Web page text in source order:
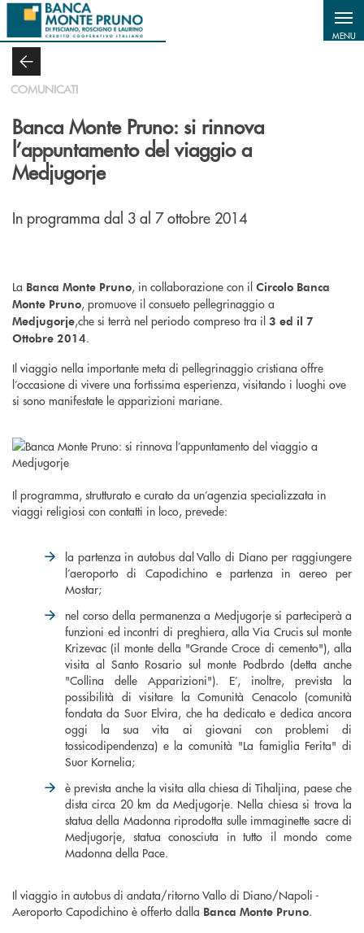
Salta al contenuto principale
MENU
COMUNICATI
Banca Monte Pruno: si rinnova
l’appuntamento del viaggio a
Medjugorje
In programma dal 3 al 7 ottobre 2014
La Banca Monte Pruno, in collaborazione con il Circolo Banca
Monte Pruno, promuove il consueto pellegrinaggio a
Medjugorje,che si terrà nel periodo compreso tra il 3 ed il 7
Ottobre 2014.
Il viaggio nella importante meta di pellegrinaggio cristiana offre
l’occasione di vivere una fortissima esperienza, visitando i luoghi ove
si sono manifestate le apparizioni mariane.
Il programma, strutturato e curato da un’agenzia specializzata in
viaggi religiosi con contatti in loco, prevede:
la partenza in autobus dal Vallo di Diano per raggiungere
l’aeroporto di Capodichino e partenza in aereo per
Mostar;
nel corso della permanenza a Medjugorje si parteciperà a
funzioni ed incontri di preghiera, alla Via Crucis sul monte
Krizevac (il monte della "Grande Croce di cemento"), alla
visita al Santo Rosario sul monte Podbrdo (detta anche
"Collina delle Apparizioni"). E’, inoltre, prevista la
possibilità di visitare la Comunità Cenacolo (comunità
fondata da Suor Elvira, che ha dedicato e dedica ancora
oggi la sua vita ai giovani con problemi di
tossicodipendenza) e la comunità "La famiglia Ferita" di
Suor Kornelia;
è prevista anche la visita alla chiesa di Tihaljina, paese che
dista circa 20 km da Medjugorje. Nella chiesa si trova la
statua della Madonna riprodotta sulle immaginette sacre di
Medjugorje, statua conosciuta in tutto il mondo come
Madonna della Pace.
Il viaggio in autobus di andata/ritorno Vallo di Diano/Napoli -
Aeroporto Capodichino è offerto dalla Banca Monte Pruno.